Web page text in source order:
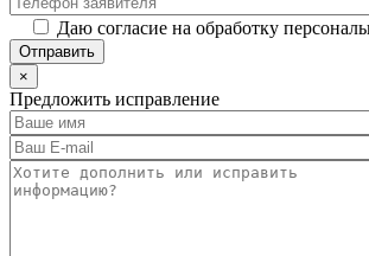
Даю согласие на обработку
×
Предложить исправление